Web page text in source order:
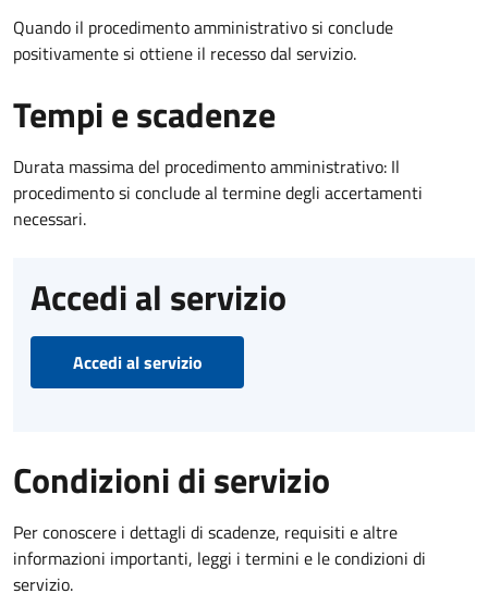
Quando il procedimento amministrativo si conclude
positivamente si ottiene il recesso dal servizio.
Tempi e scadenze
Durata massima del procedimento amministrativo: Il
procedimento si conclude al termine degli accertamenti
necessari.
Accedi al servizio
Accedi al servizio
Condizioni di servizio
Per conoscere i dettagli di scadenze, requisiti e altre
informazioni importanti, leggi i termini e le condizioni di
servizio.